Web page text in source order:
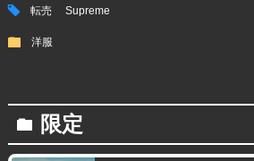
tag 転売 Supreme
folder 洋服
folder 限定